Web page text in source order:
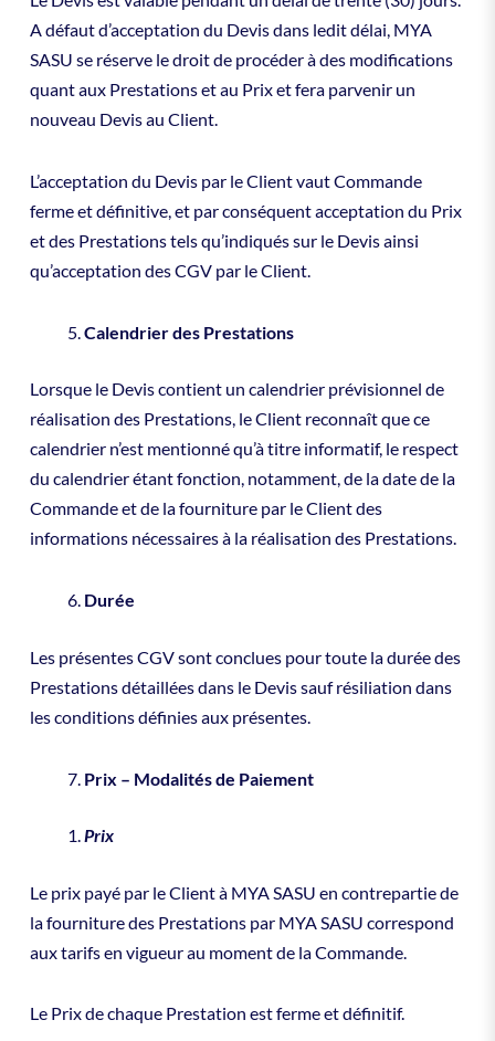
A défaut d’acceptation du Devis dans ledit délai, MYA
SASU se réserve le droit de procéder à des modifications
quant aux Prestations et au Prix et fera parvenir un
nouveau Devis au Client.
L’acceptation du Devis par le Client vaut Commande
ferme et définitive, et par conséquent acceptation du Prix
et des Prestations tels qu’indiqués sur le Devis ainsi
qu’acceptation des CGV par le Client.
Calendrier des Prestations
Lorsque le Devis contient un calendrier prévisionnel de
réalisation des Prestations, le Client reconnaît que ce
calendrier n’est mentionné qu’à titre informatif, le respect
du calendrier étant fonction, notamment, de la date de la
Commande et de la fourniture par le Client des
informations nécessaires à la réalisation des Prestations.
Durée
Les présentes CGV sont conclues pour toute la durée des
Prestations détaillées dans le Devis sauf résiliation dans
les conditions définies aux présentes.
Prix – Modalités de Paiement
Prix
Le prix payé par le Client à MYA SASU en contrepartie de
la fourniture des Prestations par MYA SASU correspond
aux tarifs en vigueur au moment de la Commande.
Le Prix de chaque Prestation est ferme et définitif.